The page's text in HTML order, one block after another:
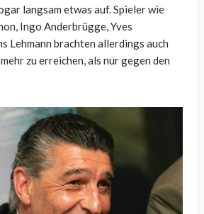
langsam etwas auf. Spieler wie
Ingo Anderbrügge, Yves
Lehmann brachten allerdings auch
zu erreichen, als nur gegen den